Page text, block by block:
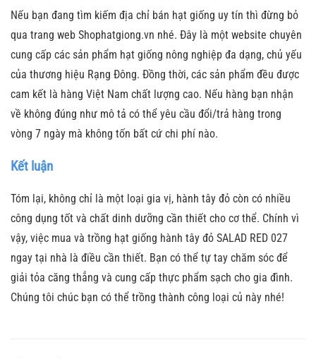
Nếu bạn đang tìm kiếm địa chỉ bán hạt giống uy tín thì đừng bỏ
qua trang web Shophatgiong.vn nhé. Đây là một website chuyên
cung cấp các sản phẩm hạt giống nông nghiệp đa dạng, chủ yếu
của thương hiệu Rạng Đông. Đồng thời, các sản phẩm đều được
cam kết là hàng Việt Nam chất lượng cao. Nếu hàng bạn nhận
về không đúng như mô tả có thể yêu cầu đổi/trả hàng trong
vòng 7 ngày mà không tốn bất cứ chi phí nào.
Kết luận
Tóm lại, không chỉ là một loại gia vị, hành tây đỏ còn có nhiều
công dụng tốt và chất dinh dưỡng cần thiết cho cơ thể. Chính vì
vậy, việc mua và trồng hạt giống hành tây đỏ SALAD RED 027
ngay tại nhà là điều cần thiết. Bạn có thể tự tay chăm sóc để
giải tỏa căng thẳng và cung cấp thực phẩm sạch cho gia đình.
Chúng tôi chúc bạn có thể trồng thành công loại củ này nhé!